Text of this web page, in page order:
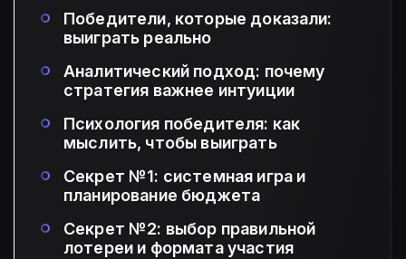
Победители, которые доказали:
выиграть реально
Аналитический подход: почему
стратегия важнее интуиции
Психология победителя: как
мыслить, чтобы выиграть
Секрет №1: системная игра и
планирование бюджета
Секрет №2: выбор правильной
лотереи и формата участия